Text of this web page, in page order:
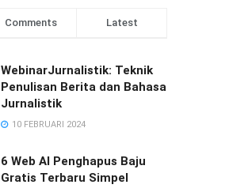
Comments Latest
WebinarJurnalistik: Teknik
Penulisan Berita dan Bahasa
Jurnalistik
10 FEBRUARI 2024
6 Web AI Penghapus Baju
Gratis Terbaru Simpel